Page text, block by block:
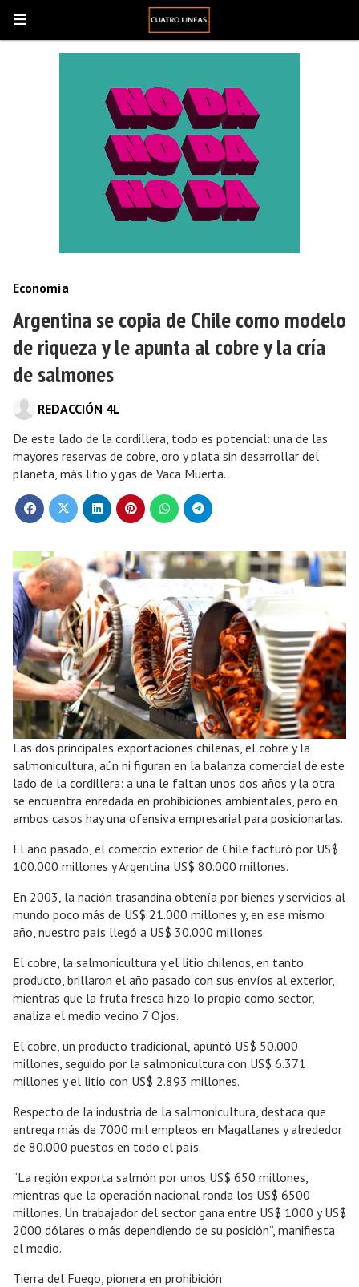
Argentina se copia de Chile como modelo
de riqueza y le apunta al cobre y la cría
de salmones
De este lado de la cordillera, todo es potencial: una de las
mayores reservas de cobre, oro y plata sin desarrollar del
planeta, más litio y gas de Vaca Muerta.
Economía
REDACCIÓN 4L
Las dos principales exportaciones chilenas, el cobre y la
salmonicultura, aún ni figuran en la balanza comercial de este
lado de la cordillera: a una le faltan unos dos años y la otra
se encuentra enredada en prohibiciones ambientales, pero en
ambos casos hay una ofensiva empresarial para posicionarlas.
El año pasado, el comercio exterior de Chile facturó por US$
100.000 millones y Argentina US$ 80.000 millones.
En 2003, la nación trasandina obtenía por bienes y servicios al
mundo poco más de US$ 21.000 millones y, en ese mismo
año, nuestro país llegó a US$ 30.000 millones.
El cobre, la salmonicultura y el litio chilenos, en tanto
producto, brillaron el año pasado con sus envíos al exterior,
mientras que la fruta fresca hizo lo propio como sector,
analiza el medio vecino 7 Ojos.
El cobre, un producto tradicional, apuntó US$ 50.000
millones, seguido por la salmonicultura con US$ 6.371
millones y el litio con US$ 2.893 millones.
Respecto de la industria de la salmonicultura, destaca que
entrega más de 7000 mil empleos en Magallanes y alrededor
de 80.000 puestos en todo el país.
“La región exporta salmón por unos US$ 650 millones,
mientras que la operación nacional ronda los US$ 6500
millones. Un trabajador del sector gana entre US$ 1000 y US$
2000 dólares o más dependiendo de su posición”, manifiesta
el medio.
Tierra del Fuego, pionera en prohibición